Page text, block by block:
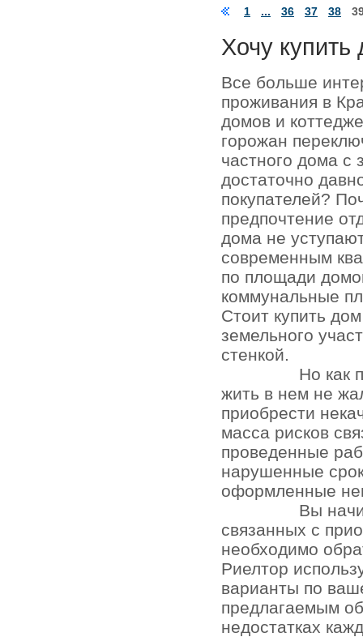
1 ... 36 37 38
Хочу купить
Все больше
проживания в
домов и
горожан
частного дома с
достаточно
покупателей?
предпочтение
дома не
современным
по площади
коммунальные
Стоит купить
земельного
стенкой.
Но как
жить в нем не
приобрести
масса рисков
проведенные
нарушенные
оформленные
Вы
связанных с
необходимо
Риелтор
варианты по
предлагаемым
недостатках